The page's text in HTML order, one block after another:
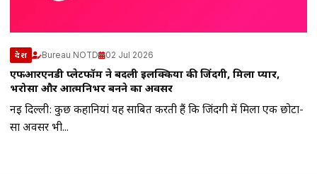
देश Bureau NOTD 02 Jul 2026
एफआरएनडी प्लेटफॉर्म ने बदली इलक्किया की जिंदगी, मिला प्यार,
भरोसा और आत्मनिर्भर बनने का अवसर
नई दिल्ली: कुछ कहानियां यह साबित करती हैं कि जिंदगी में मिला एक छोटा-
सा अवसर भी...